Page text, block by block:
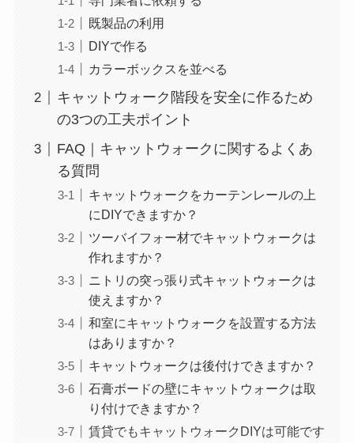
既製品の利用
DIYで作る
カラーボックスを並べる
キャットウォーク階段を安全に作るため
の3つの工夫ポイント
FAQ｜キャットウォークに関するよくあ
る質問
キャットウォークをカーテンレールの上
にDIYできますか？
ツーバイフォー材でキャットウォークは
作れますか？
ニトリの突っ張り式キャットウォークは
使えますか？
和室にキャットウォークを設置する方法
はありますか？
キャットウォークは後付けできますか？
石膏ボードの壁にキャットウォークは取
り付けできますか？
賃貸でもキャットウォークDIYは可能です